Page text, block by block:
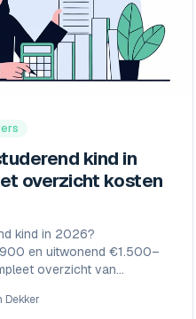
kind in
overzicht kosten
kind in 2026?
en uitwonend €1.500–
overzicht van
Dekker